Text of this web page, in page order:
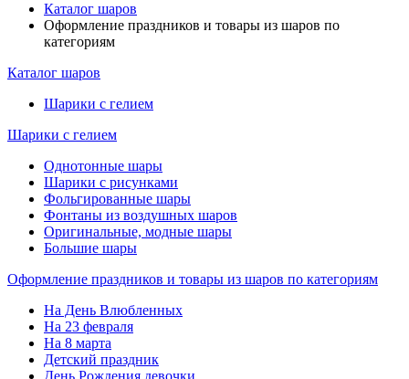
Каталог шаров
Оформление праздников и товары из шаров по
категориям
Каталог шаров
Шарики с гелием
Шарики с гелием
Однотонные шары
Шарики с рисунками
Фольгированные шары
Фонтаны из воздушных шаров
Оригинальные, модные шары
Большие шары
Оформление праздников и товары из шаров по категориям
На День Влюбленных
На 23 февраля
На 8 марта
Детский праздник
День Рождения девочки